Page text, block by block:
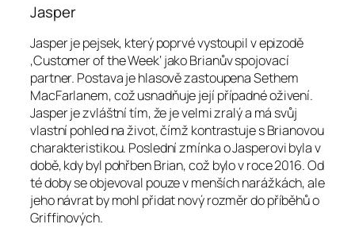
Jasper
Jasper je pejsek, který poprvé vystoupil v epizodě
‚Customer of the Week‘ jako Brianův spojovací
partner. Postava je hlasově zastoupena Sethem
MacFarlanem, což usnadňuje její případné oživení.
Jasper je zvláštní tím, že je velmi zralý a má svůj
vlastní pohled na život, čímž kontrastuje s Brianovou
charakteristikou. Poslední zmínka o Jasperovi byla v
době, kdy byl pohřben Brian, což bylo v roce 2016. Od
té doby se objevoval pouze v menších narážkách, ale
jeho návrat by mohl přidat nový rozměr do příběhů o
Griffinových.